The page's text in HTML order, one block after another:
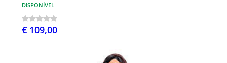
DISPONÍVEL
€ 109,00